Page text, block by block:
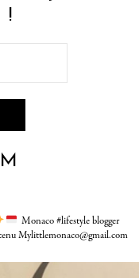
!
Monaco #lifestyle blogger
Mylittlemonaco@gmail.com